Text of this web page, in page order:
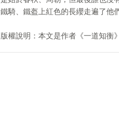
鐵騎、鐵盔上紅色的長纓走遍了他
版權說明：本文是作者《一道知衡